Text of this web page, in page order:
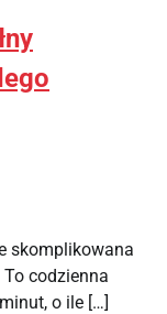
skomplikowana
codzienna
o ile […]